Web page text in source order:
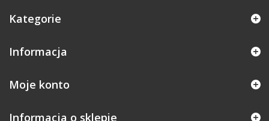
Kategorie
Informacja
Moje konto
Informacja o sklepie